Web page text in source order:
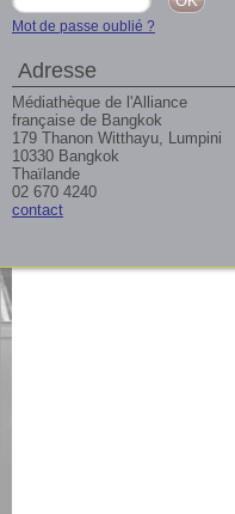
Mot de passe oublié ?
Adresse
Médiathèque de l'Alliance
française de Bangkok
179 Thanon Witthayu, Lumpini
10330 Bangkok
Thaïlande
02 670 4240
contact